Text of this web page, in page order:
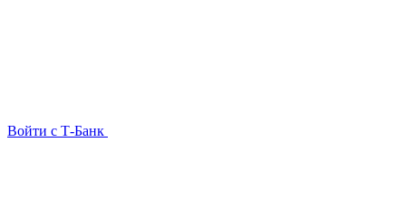
Войти с Т-Банк